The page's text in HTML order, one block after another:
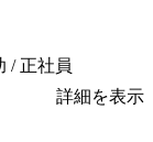
/ 正社員
詳細を表示